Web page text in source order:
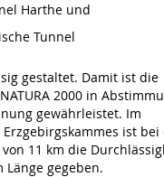
Harthe und
Tunnel
gestaltet. Damit ist die
2000 in
gewährleistet. Im
ist bei
11 km die
Länge gegeben.